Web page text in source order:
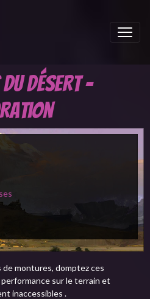
désert -
montures, domptez ces
sur le terrain et
inaccessibles .